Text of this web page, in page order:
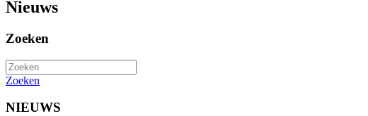
Nieuws
Zoeken
Zoeken
NIEUWS